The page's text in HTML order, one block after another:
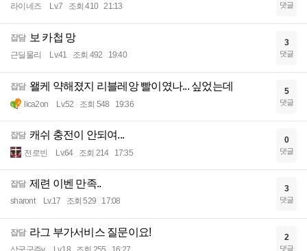
라이네즈 Lv.7 조회 410 21:13 댓글
잡담 보 카첩 망
근딜물리 Lv.41 조회 492 19:40
3
댓글
잡담 왤케 약해졌지 리블레앙 빨이였나... 싶었는데
lica2on Lv.52 조회 548 19:36
5
댓글
잡담 캐쉬 충전이 안되여...
전로빈 Lv.64 조회 214 17:35
0
댓글
잡담 제련 이벤 만족..
sharont Lv.17 조회 529 17:08
3
댓글
잡담 라그 부가서비스 질문이요! 2
댓글